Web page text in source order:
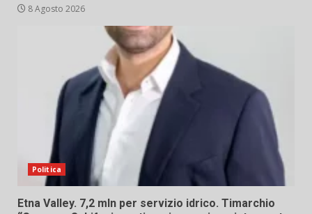
8 Agosto 2026
Politica
Etna Valley. 7,2 mln per servizio idrico. Timarchio